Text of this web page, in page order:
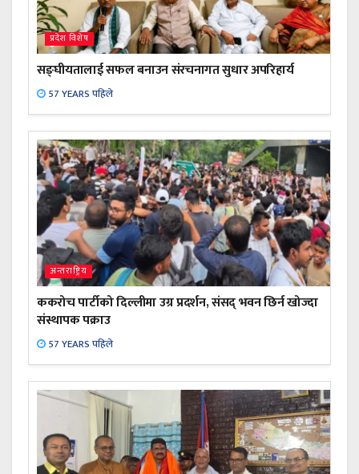
प्रदेश विशेष
सङ्घीयतालाई सफल बनाउन संरचनागत सुधार अपरिहार्य
57 YEARS पहिले
अन्तराष्ट्रिय
ककरोच पार्टीको दिल्लीमा उग्र प्रदर्शन, संसद् भवन छिर्न खोज्दा
संस्थापक पक्राउ
57 YEARS पहिले